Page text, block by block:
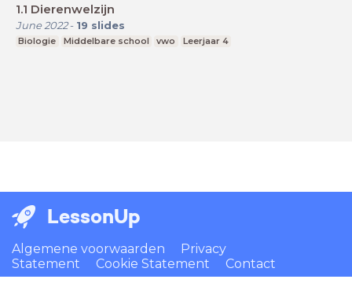
1.1 Dierenwelzijn
June 2022- 19 slides
Biologie Middelbare school vwo Leerjaar 4
LessonUp
Algemene voorwaarden
Privacy
Statement
Cookie Statement Contact